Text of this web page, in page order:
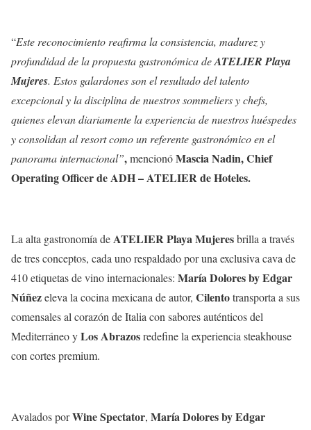
“Este reconocimiento reafirma la consistencia, madurez y
profundidad de la propuesta gastronómica deATELIER Playa
Mujeres. Estos galardones son el resultado del talento
excepcional y la disciplina de nuestros sommeliers y chefs,
quienes elevan diariamente la experiencia de nuestros huéspedes
y consolidan al resort como un referente gastronómico en el
panorama internacional”,mencionóMascia Nadin, Chief
Operating Officer de ADH – ATELIER de Hoteles.
La alta gastronomía de ATELIER Playa Mujeresbrilla a través
de tres conceptos, cada uno respaldado por una exclusiva cava de
410 etiquetas de vino internacionales: María Dolores by Edgar
Núñezeleva la cocina mexicana de autor, Cilentotransporta a sus
comensales al corazón de Italia con sabores auténticos del
Mediterráneo yLos Abrazosredefine la experiencia steakhouse
con cortes premium.
Avalados porWine Spectator, María Dolores by Edgar